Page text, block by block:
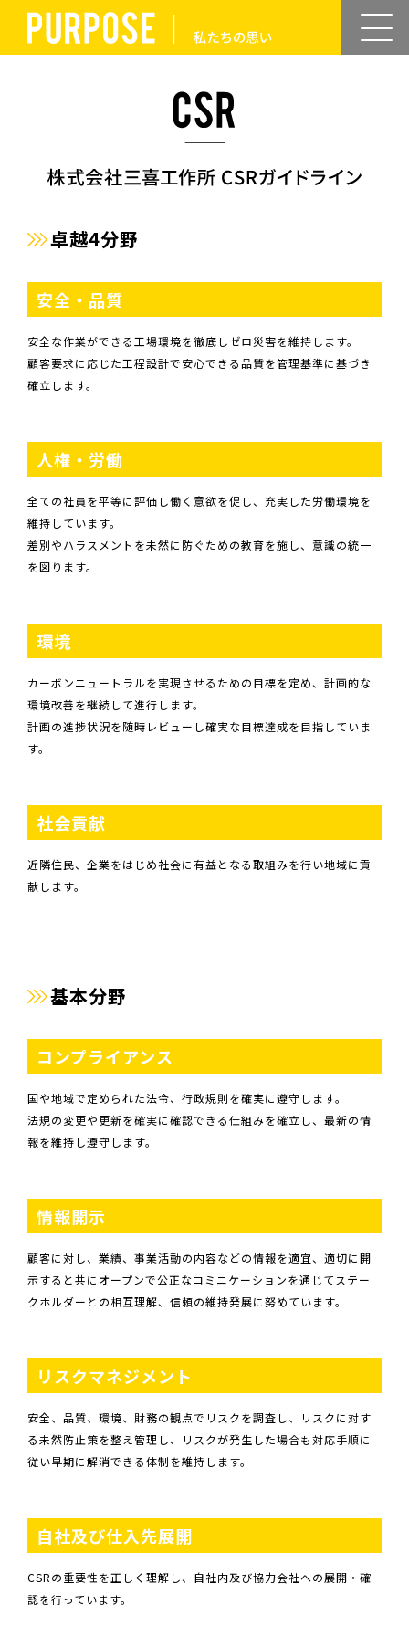
卓越4分野
安全・品質
安全な作業ができる工場環境を徹底しゼロ災害を維持します。
顧客要求に応じた工程設計で安心できる品質を管理基準に基づき
確立します。
人権・労働
全ての社員を平等に評価し働く意欲を促し、充実した労働環境を
維持しています。
差別やハラスメントを未然に防ぐための教育を施し、意識の統一
を図ります。
環境
カーボンニュートラルを実現させるための目標を定め、計画的な
環境改善を継続して進行します。
計画の進捗状況を随時レビューし確実な目標達成を目指していま
す。
社会貢献
近隣住民、企業をはじめ社会に有益となる取組みを行い地域に貢
献します。
基本分野
コンプライアンス
国や地域で定められた法令、行政規則を確実に遵守します。
法規の変更や更新を確実に確認できる仕組みを確立し、最新の情
報を維持し遵守します。
情報開示
顧客に対し、業績、事業活動の内容などの情報を適宜、適切に開
示すると共にオープンで公正なコミニケーションを通じてステー
クホルダーとの相互理解、信頼の維持発展に努めています。
リスクマネジメント
安全、品質、環境、財務の観点でリスクを調査し、リスクに対す
る未然防止策を整え管理し、リスクが発生した場合も対応手順に
従い早期に解消できる体制を維持します。
自社及び仕入先展開
CSRの重要性を正しく理解し、自社内及び協力会社への展開・確
認を行っています。